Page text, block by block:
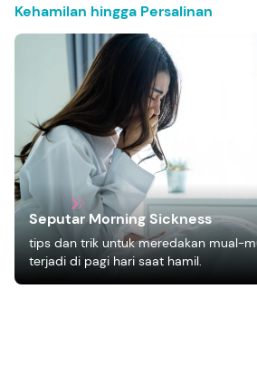
Kehamilan hingga Persalinan
Seputar Morning Sickness
tips dan trik untuk meredakan mual-
terjadi di pagi hari saat hamil.